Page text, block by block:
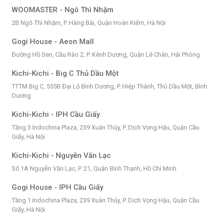
WOOMASTER - Ngô Thì Nhậm
2B Ngô Thì Nhậm, P. Hàng Bài, Quận Hoàn Kiếm, Hà Nội
Gogi House - Aeon Mall
Đường Hồ Sen, Cầu Rào 2, P. Kênh Dương, Quận Lê Chân, Hải Phòng
Kichi-Kichi - Big C Thủ Dầu Một
TTTM Big C, 555B Đại Lộ Bình Dương, P. Hiệp Thành, Thủ Dầu Một, Bình
Dương
Kichi-Kichi - IPH Cầu Giấy
Tầng 3 Indochina Plaza, 239 Xuân Thủy, P. Dịch Vọng Hậu, Quận Cầu
Giấy, Hà Nội
Kichi-Kichi - Nguyễn Văn Lạc
Số 1A Nguyễn Văn Lạc, P. 21, Quận Bình Thạnh, Hồ Chí Minh
Gogi House - IPH Cầu Giấy
Tầng 1 Indochina Plaza, 239 Xuân Thủy, P. Dịch Vọng Hậu, Quận Cầu
Giấy, Hà Nội